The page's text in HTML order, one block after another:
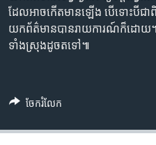
ដែល​អាច​កើត​មាន​ឡើង បើ​ទោះ​បីជ
យក​ព័ត៌មាន​បាន​រាយការណ៍​ក៏​ដោយ។
ទាំង​ស្រុង​ដូច​តទៅ៕
ចែករំលែក